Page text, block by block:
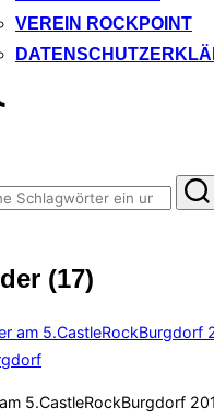
VEREIN ROCKPOINT
(17)
5.CastleRockBurgdorf